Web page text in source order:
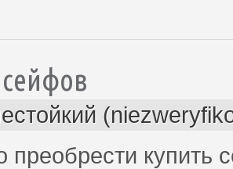
преобрести купить